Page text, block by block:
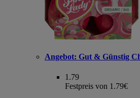
Angebot: Gut & Günstig
1.79
Festpreis von 1.79€